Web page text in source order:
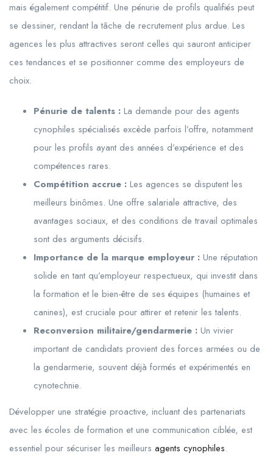
mais également compétitif. Une pénurie de profils qualifiés peut
se dessiner, rendant la tâche de recrutement plus ardue. Les
agences les plus attractives seront celles qui sauront anticiper
ces tendances et se positionner comme des employeurs de
choix.
Pénurie de talents : La demande pour des agents
cynophiles spécialisés excède parfois l’offre, notamment
pour les profils ayant des années d’expérience et des
compétences rares.
Compétition accrue : Les agences se disputent les
meilleurs binômes. Une offre salariale attractive, des
avantages sociaux, et des conditions de travail optimales
sont des arguments décisifs.
Importance de la marque employeur : Une réputation
solide en tant qu’employeur respectueux, qui investit dans
la formation et le bien-être de ses équipes (humaines et
canines), est cruciale pour attirer et retenir les talents.
Reconversion militaire/gendarmerie : Un vivier
important de candidats provient des forces armées ou de
la gendarmerie, souvent déjà formés et expérimentés en
cynotechnie.
Développer une stratégie proactive, incluant des partenariats
avec les écoles de formation et une communication ciblée, est
essentiel pour sécuriser les meilleurs agents cynophiles.